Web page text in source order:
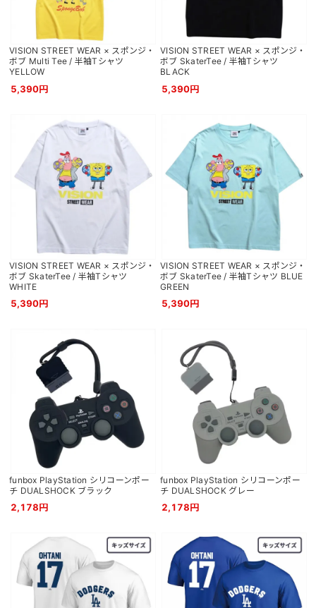
VISION STREET WEAR × スポンジ・
ボブ Multi Tee / 半袖Tシャツ
YELLOW
5,390円
VISION STREET WEAR × スポンジ・
ボブ SkaterTee / 半袖Tシャツ
BLACK
5,390円
VISION STREET WEAR × スポンジ・
ボブ SkaterTee / 半袖Tシャツ
WHITE
5,390円
VISION STREET WEAR × スポンジ・
ボブ SkaterTee / 半袖Tシャツ BLUE
GREEN
5,390円
funbox PlayStation シリコーンポー
チ DUALSHOCK ブラック
2,178円
funbox PlayStation シリコーンポー
チ DUALSHOCK グレー
2,178円